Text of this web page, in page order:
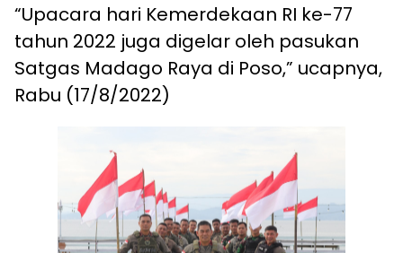
“Upacara hari Kemerdekaan RI ke-77
tahun 2022 juga digelar oleh pasukan
Satgas Madago Raya di Poso,” ucapnya,
Rabu (17/8/2022)